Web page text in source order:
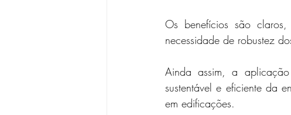
Os benefícios são
necessidade de robustez
Ainda assim, a
sustentável e eficiente da
em edificações.